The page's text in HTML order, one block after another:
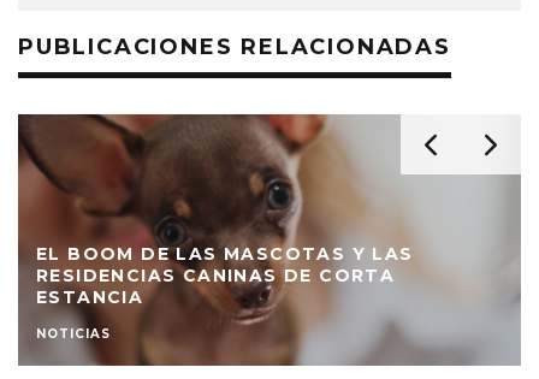
PUBLICACIONES RELACIONADAS
EL BOOM DE LAS MASCOTAS Y LAS
RESIDENCIAS CANINAS DE CORTA
ESTANCIA
NOTICIAS